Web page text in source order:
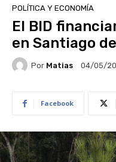
POLÍTICA Y ECONOMÍA
El BID
en Santiago
Por Matias 04/05/
Facebook